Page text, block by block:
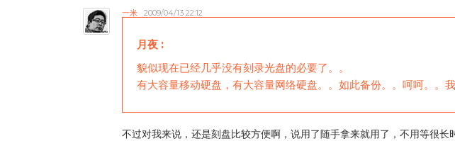
一米 2009/04/13 22:12
月夜 :
貌似现在已经几乎没有刻录光盘的必要了。。
有大容量移动硬盘，有大容量网络硬盘。。如此备份。。呵呵。。我
不过对我来说，还是刻盘比较方便啊，说用了随手拿来就用了，不用等很